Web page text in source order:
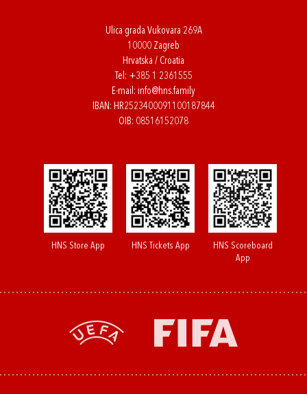
Ulica grada Vukovara 269A
10000 Zagreb
Hrvatska / Croatia
Tel: +385 1 2361555
E-mail: info@hns.family
IBAN: HR2523400091100187844
OIB: 08516152078
HNS Store App HNS Tickets App
HNS Scoreboard
App